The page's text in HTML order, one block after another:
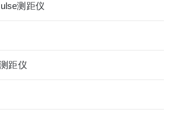
测距仪
距仪